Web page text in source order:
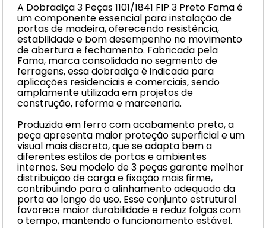
A Dobradiça 3 Peças 1101/1841 FIP 3 Preto Fama é
um componente essencial para instalação de
portas de madeira, oferecendo resistência,
estabilidade e bom desempenho no movimento
de abertura e fechamento. Fabricada pela
Fama, marca consolidada no segmento de
ferragens, essa dobradiça é indicada para
aplicações residenciais e comerciais, sendo
amplamente utilizada em projetos de
construção, reforma e marcenaria.
Produzida em ferro com acabamento preto, a
peça apresenta maior proteção superficial e um
visual mais discreto, que se adapta bem a
diferentes estilos de portas e ambientes
internos. Seu modelo de 3 peças garante melhor
distribuição de carga e fixação mais firme,
contribuindo para o alinhamento adequado da
porta ao longo do uso. Esse conjunto estrutural
favorece maior durabilidade e reduz folgas com
o tempo, mantendo o funcionamento estável.